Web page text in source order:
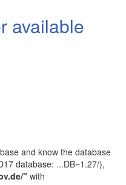
available
and know the database
database: ...DB=1.27/),
" with